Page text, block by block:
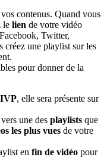
contenus. Quand vous
le lien de votre vidéo
Twitter,
créez une playlist sur les
pour donner de la
IVP, elle sera présente sur
une des playlists que
les plus vues de votre
en fin de vidéo pour